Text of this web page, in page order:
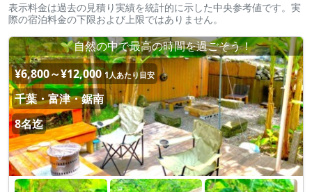
表示料金は過去の見積り実績を統計的に示した中央参考値です。実
際の宿泊料金の下限および上限ではありません。
🌱自然の中で最高の時間を過ごそう！
¥6,800～¥12,000 1人あたり目安
千葉・富津・鋸南
8名迄